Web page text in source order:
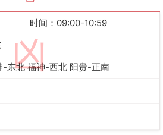
凶
时间：09:00-10:59
-东北 福神-西北 阳贵-正南